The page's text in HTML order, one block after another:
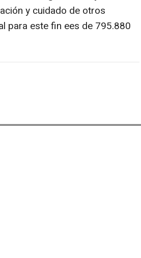
y cuidado de otros
para este fin ees de 795.880